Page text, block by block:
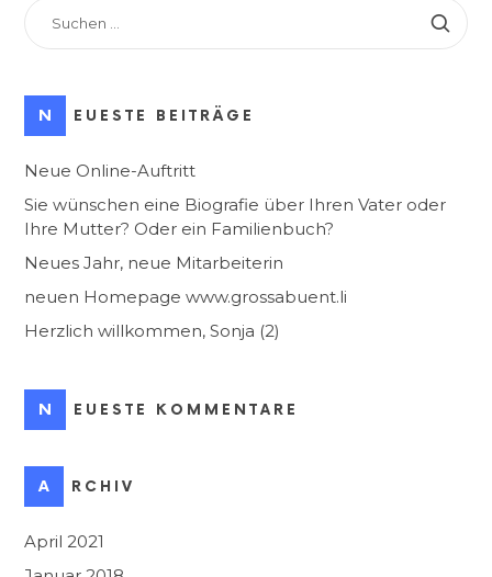
SUCHEN
NACH:
NEUESTE BEITRÄGE
Neue Online-Auftritt
Sie wünschen eine Biografie über Ihren Vater oder
Ihre Mutter? Oder ein Familienbuch?
Neues Jahr, neue Mitarbeiterin
neuen Homepage www.grossabuent.li
Herzlich willkommen, Sonja (2)
NEUESTE KOMMENTARE
ARCHIV
April 2021